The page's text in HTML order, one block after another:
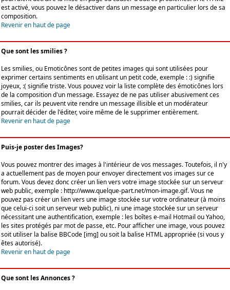
est activé, vous pouvez le désactiver dans un message en particulier lors de sa
composition.
Revenir en haut de page
Que sont les smilies ?
Les smilies, ou Emoticônes sont de petites images qui sont utilisées pour
exprimer certains sentiments en utilisant un petit code, exemple : :) signifie
joyeux, :( signifie triste. Vous pouvez voir la liste complète des émoticônes lors
de la composition d'un message. Essayez de ne pas utiliser abusivement ces
smilies, car ils peuvent vite rendre un message illisible et un modérateur
pourrait décider de l'éditer, voire même de le supprimer entièrement.
Revenir en haut de page
Puis-je poster des Images?
Vous pouvez montrer des images à l'intérieur de vos messages. Toutefois, il n'y
a actuellement pas de moyen pour envoyer directement vos images sur ce
forum. Vous devez donc créer un lien vers votre image stockée sur un serveur
web public, exemple : http://www.quelque-part.net/mon-image.gif. Vous ne
pouvez pas créer un lien vers une image stockée sur votre ordinateur (à moins
que celui-ci soit un serveur web public), ni une image stockée sur un serveur
nécessitant une authentification, exemple : les boîtes e-mail Hotmail ou Yahoo,
les sites protégés par mot de passe, etc. Pour afficher une image, vous pouvez
soit utiliser la balise BBCode [img] ou soit la balise HTML appropriée (si vous y
êtes autorisé).
Revenir en haut de page
Que sont les Annonces ?